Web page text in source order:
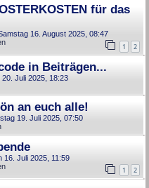
für das
16. August 2025, 08:47
1 2
in Beiträgen...
20. Juli 2025, 18:23
an euch alle!
19. Juli 2025, 07:50
16. Juli 2025, 11:59
1 2